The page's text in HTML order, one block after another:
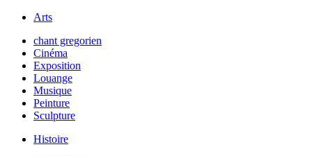
Arts
chant gregorien
Cinéma
Exposition
Louange
Musique
Peinture
Sculpture
Histoire